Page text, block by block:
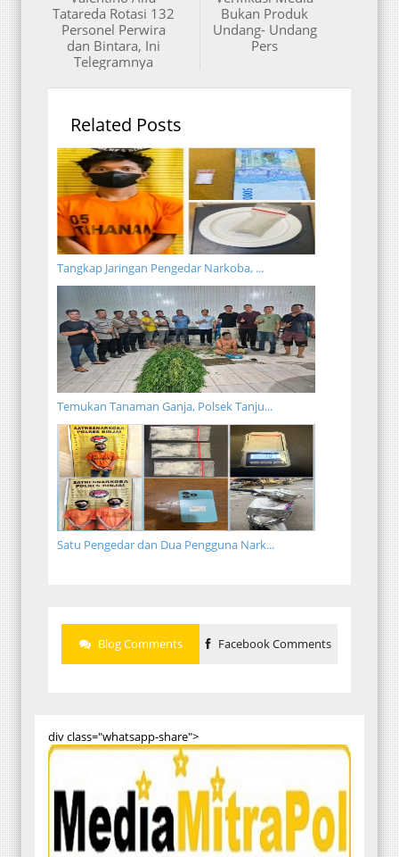
Bukan Produk
Undang- Undang
Pers
Tatareda Rotasi 132
Personel Perwira
dan Bintara, Ini
Telegramnya
Related Posts
Tangkap Jaringan Pengedar Narkoba, ...
Temukan Tanaman Ganja, Polsek Tanju...
Satu Pengedar dan Dua Pengguna Nark...
Blog Comments Facebook Comments
div class="whatsapp-share">